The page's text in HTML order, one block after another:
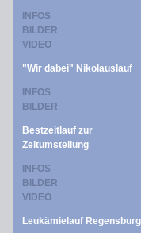
INFOS
BILDER
VIDEO
"Wir dabei" Nikolauslauf
INFOS
BILDER
Bestzeitlauf zur
Zeitumstellung
INFOS
BILDER
VIDEO
Leukämielauf Regensburg